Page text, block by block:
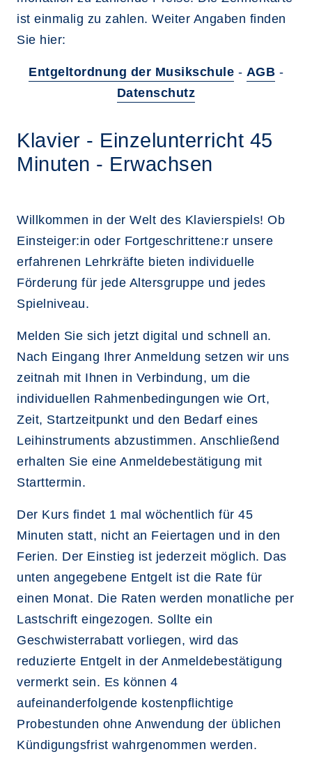
ist einmalig zu zahlen. Weiter Angaben finden
Sie hier:
Entgeltordnung der Musikschule - AGB -
Datenschutz
Klavier - Einzelunterricht 45
Minuten - Erwachsen
Willkommen in der Welt des Klavierspiels! Ob
Einsteiger:in oder Fortgeschrittene:r unsere
erfahrenen Lehrkräfte bieten individuelle
Förderung für jede Altersgruppe und jedes
Spielniveau.
Melden Sie sich jetzt digital und schnell an.
Nach Eingang Ihrer Anmeldung setzen wir uns
zeitnah mit Ihnen in Verbindung, um die
individuellen Rahmenbedingungen wie Ort,
Zeit, Startzeitpunkt und den Bedarf eines
Leihinstruments abzustimmen. Anschließend
erhalten Sie eine Anmeldebestätigung mit
Starttermin.
Der Kurs findet 1 mal wöchentlich für 45
Minuten statt, nicht an Feiertagen und in den
Ferien. Der Einstieg ist jederzeit möglich. Das
unten angegebene Entgelt ist die Rate für
einen Monat. Die Raten werden monatliche per
Lastschrift eingezogen. Sollte ein
Geschwisterrabatt vorliegen, wird das
reduzierte Entgelt in der Anmeldebestätigung
vermerkt sein. Es können 4
aufeinanderfolgende kostenpflichtige
Probestunden ohne Anwendung der üblichen
Kündigungsfrist wahrgenommen werden.